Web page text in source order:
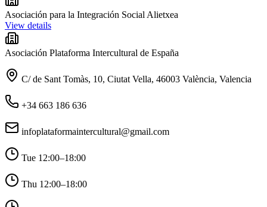
Asociación para la Integración Social Alietxea
View details
Asociación Plataforma Intercultural de España
C/ de Sant Tomàs, 10, Ciutat Vella, 46003 València, Valencia
+34 663 186 636
infoplataformaintercultural@gmail.com
Tue 12:00–18:00
Thu 12:00–18:00